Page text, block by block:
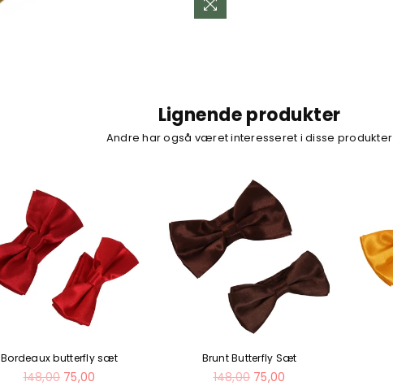
Lignende produkter
Andre har også været interesseret i disse produkter
Bordeaux butterfly sæt
Normal
148,00 75,00
Brunt Butterfly Sæt
Normal
148,00 75,00